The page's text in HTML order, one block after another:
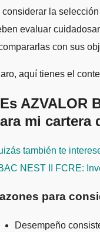
considerar la
evaluar
con sus
aquí tienes el
AZVALOR
mi cartera
también te
NEST II FCRE:
para
Desempeño